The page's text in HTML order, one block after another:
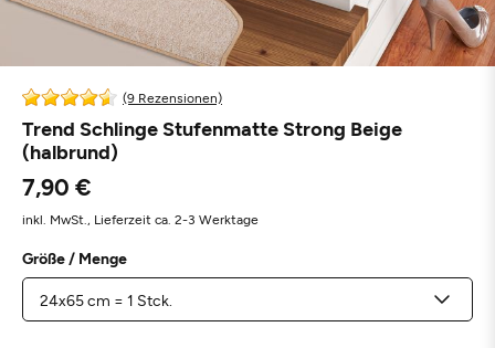
(9 Rezensionen)
Trend Schlinge Stufenmatte Strong Beige
(halbrund)
7,90 €
inkl. MwSt., Lieferzeit ca. 2-3 Werktage
Größe / Menge